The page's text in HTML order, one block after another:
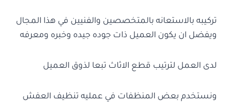
تركيبه بالاستعانه بالمتخصصين والفنيين في هذا المجال
ويفضل ان يكون العميل ذات جوده جيده وخبره ومعرفه
لدى العمل لترتيب قطع الاثاث تبعا لذوق العميل
ونستخدم بعض المنظفات في عمليه تنظيف العفش